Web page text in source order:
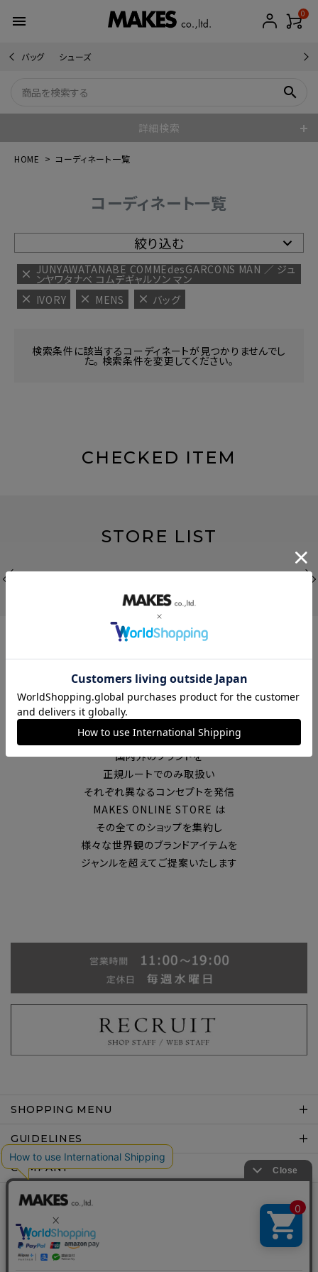
menu 0
バッグ シューズ
search
詳細検索
HOME コーディネート一覧
コーディネート一覧
絞り込む
JUNYAWATANABE COMMEdesGARCONS MAN ／ ジュ
ンヤワタナベ コムデギャルソン マン
IVORY
MENS バッグ
検索条件に該当するコーディネートが見つかりませんでし
た。 検索条件を変更してください。
CHECKED ITEM
STORE LIST
富山の中心エリアで現在7店舗の
セレクトショップを展開
国内外のブランドを
正規ルートでのみ取扱い
それぞれ異なるコンセプトを発信
MAKES ONLINE STORE は
その全てのショップを集約し
様々な世界観のブランドアイテムを
ジャンルを超えてご提案いたします
SHOPPING MENU
GUIDELINES
COMPANY